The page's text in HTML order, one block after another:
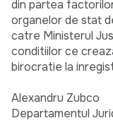
din partea
organelor de stat
catre Ministerul
conditiilor ce
birocratie la
Alexandru Zubco
Departamentul